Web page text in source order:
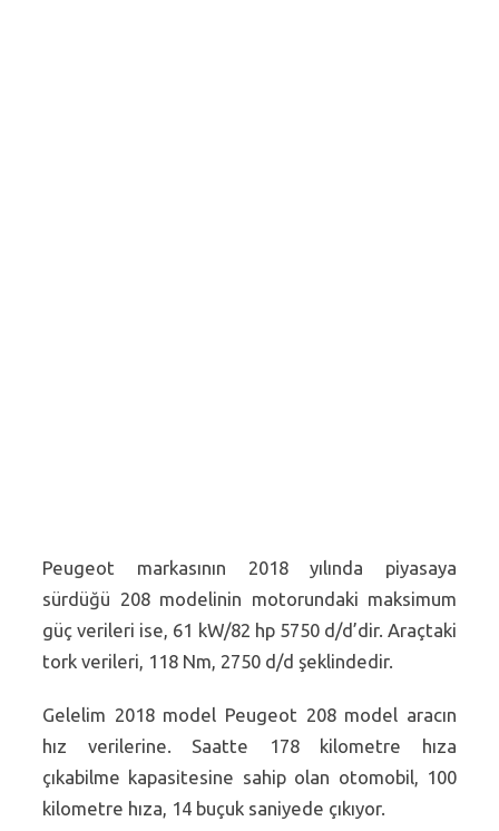
Peugeot markasının 2018 yılında piyasaya
sürdüğü 208 modelinin motorundaki maksimum
güç verileri ise, 61 kW/82 hp 5750 d/d’dir. Araçtaki
tork verileri, 118 Nm, 2750 d/d şeklindedir.
Gelelim 2018 model Peugeot 208 model aracın
hız verilerine. Saatte 178 kilometre hıza
çıkabilme kapasitesine sahip olan otomobil, 100
kilometre hıza, 14 buçuk saniyede çıkıyor.